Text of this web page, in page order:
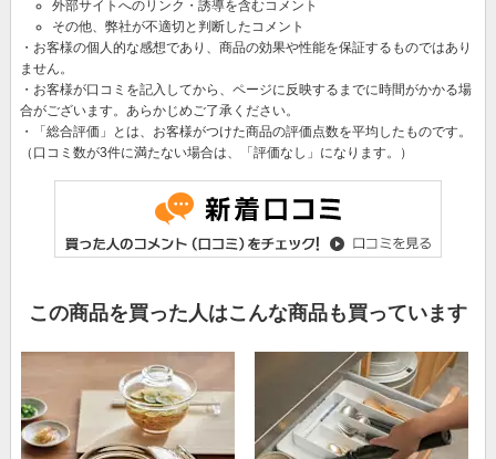
外部サイトへのリンク・誘導を含むコメント
その他、弊社が不適切と判断したコメント
・お客様の個人的な感想であり、商品の効果や性能を保証するものではあり
ません。
・お客様が口コミを記入してから、ページに反映するまでに時間がかかる場
合がございます。あらかじめご了承ください。
・「総合評価」とは、お客様がつけた商品の評価点数を平均したものです。
（口コミ数が3件に満たない場合は、「評価なし」になります。）
この商品を買った人はこんな商品も買っています